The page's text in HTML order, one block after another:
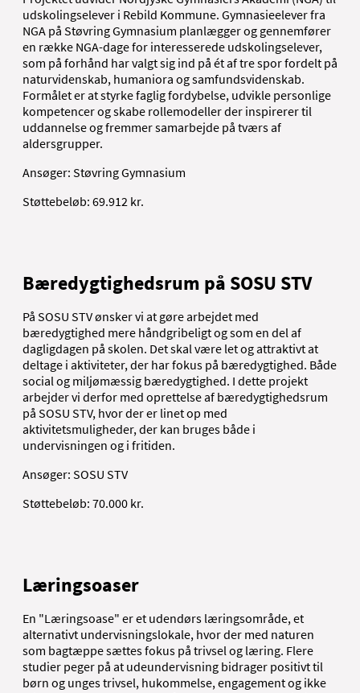
udskolingselever i Rebild Kommune. Gymnasieelever fra
NGA på Støvring Gymnasium planlægger og gennemfører
en række NGA-dage for interesserede udskolingselever,
som på forhånd har valgt sig ind på ét af tre spor fordelt på
naturvidenskab, humaniora og samfundsvidenskab.
Formålet er at styrke faglig fordybelse, udvikle personlige
kompetencer og skabe rollemodeller der inspirerer til
uddannelse og fremmer samarbejde på tværs af
aldersgrupper.
Ansøger: Støvring Gymnasium
Støttebeløb: 69.912 kr.
Bæredygtighedsrum på SOSU STV
På SOSU STV ønsker vi at gøre arbejdet med
bæredygtighed mere håndgribeligt og som en del af
dagligdagen på skolen. Det skal være let og attraktivt at
deltage i aktiviteter, der har fokus på bæredygtighed. Både
social og miljømæssig bæredygtighed. I dette projekt
arbejder vi derfor med oprettelse af bæredygtighedsrum
på SOSU STV, hvor der er linet op med
aktivitetsmuligheder, der kan bruges både i
undervisningen og i fritiden.
Ansøger: SOSU STV
Støttebeløb: 70.000 kr.
Læringsoaser
En "Læringsoase" er et udendørs læringsområde, et
alternativt undervisningslokale, hvor der med naturen
som bagtæppe sættes fokus på trivsel og læring. Flere
studier peger på at udeundervisning bidrager positivt til
børn og unges trivsel, hukommelse, engagement og ikke